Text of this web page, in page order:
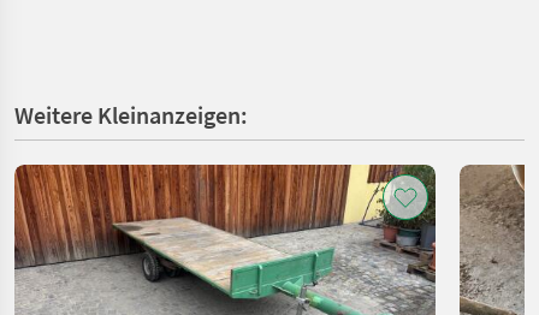
Weitere Kleinanzeigen: